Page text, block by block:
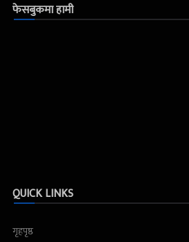
फेसबुकमा हामी
QUICK LINKS
गृहपृष्ठ